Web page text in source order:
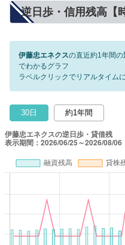
逆日歩・信用残高【
伊藤忠エネクスの直近約1年間の
でわかるグラフ
ラベルクリックでリアルタイム
30日 約1年間